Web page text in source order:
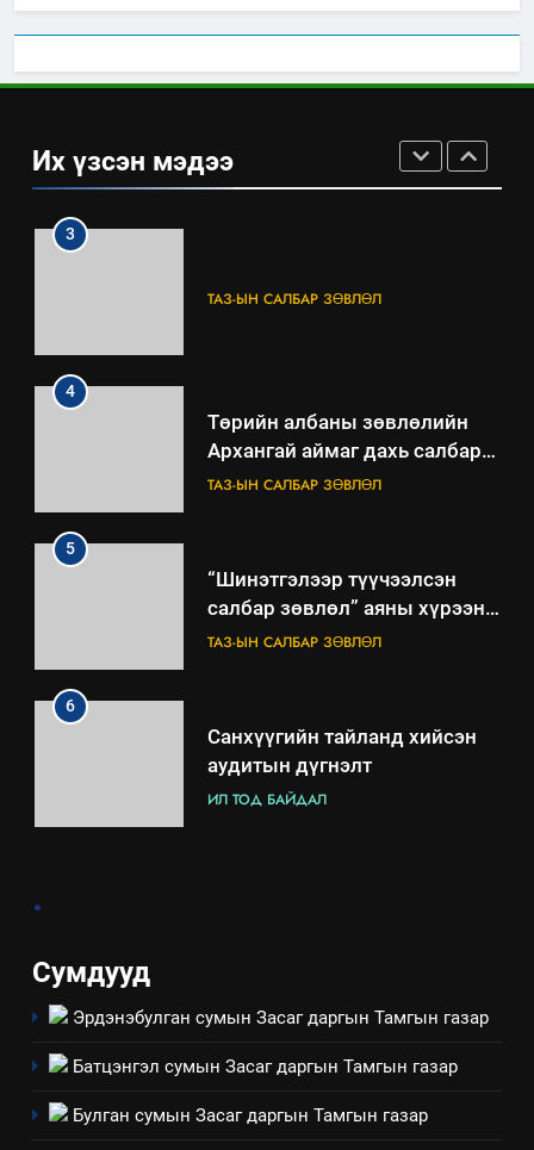
Их үзсэн мэдээ
НЭЭЛТТЭЙ ЗАСГИЙН ТҮНШЛЭЛ
2
ШИЙДНЭ” ӨДРИЙГ ЗОХИОН
БАЙГУУЛНА
ЗАР ТАЗ-ЫН САЛБАР ЗӨВЛӨЛ
3
ТАЗ-ЫН САЛБАР ЗӨВЛӨЛ
4
Төрийн албаны зөвлөлийн
Архангай аймаг дахь салбар
зөвлөлийн 2025 оны үйл
ТАЗ-ЫН САЛБАР ЗӨВЛӨЛ
5
“Шинэтгэлээр түүчээлсэн
салбар зөвлөл” аяны хүрээнд
зохион байгуулах арга
ТАЗ-ЫН САЛБАР ЗӨВЛӨЛ
6
Санхүүгийн тайланд хийсэн
аудитын дүгнэлт
ИЛ ТОД БАЙДАЛ
8
явуулж байгаа үйл ажиллагаа,
үйлдвэрлэл, үйлчилгээ,
ИЛ ТОД БАЙДАЛ
.
Сумдууд
Эрдэнэбулган сумын Засаг даргын Тамгын газар
Батцэнгэл сумын Засаг даргын Тамгын газар
Булган сумын Засаг даргын Тамгын газар